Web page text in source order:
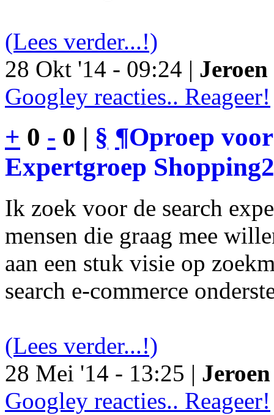
(Lees verder...!)
28 Okt '14 - 09:24 |
Googley reacties.. Reageer!
+ 0 - 0 | § ¶Oproep
Expertgroep
Ik zoek voor de search
mensen die graag mee
aan een stuk visie op
search e-commerce
(Lees verder...!)
28 Mei '14 - 13:25 |
Googley reacties.. Reageer!